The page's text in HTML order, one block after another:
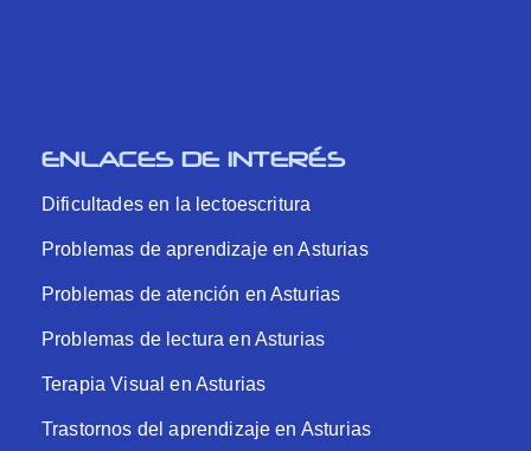
ENLACES DE INTERÉS
Dificultades en la lectoescritura
Problemas de aprendizaje en Asturias
Problemas de atención en Asturias
Problemas de lectura en Asturias
Terapia Visual en Asturias
Trastornos del aprendizaje en Asturias